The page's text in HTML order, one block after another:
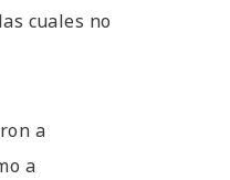
cuales no
a
a